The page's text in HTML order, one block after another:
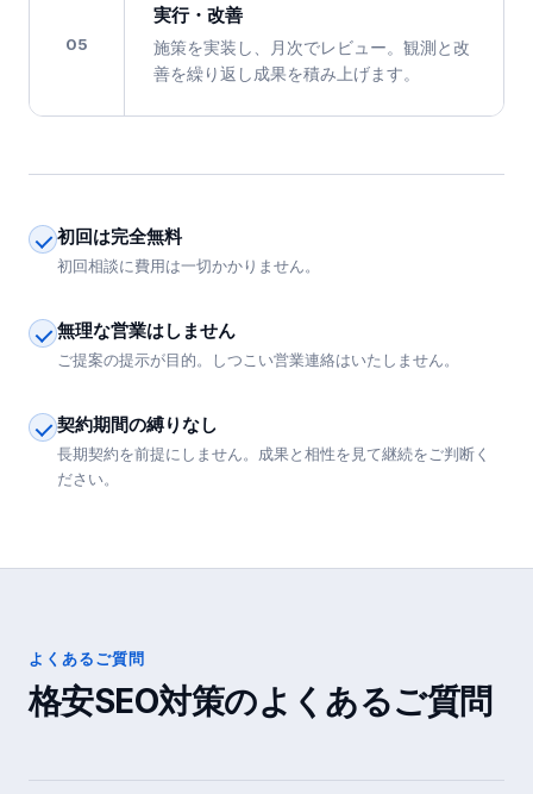
05
実行・改善
施策を実装し、月次でレビュー。観測と改
善を繰り返し成果を積み上げます。
初回は完全無料
初回相談に費用は一切かかりません。
無理な営業はしません
ご提案の提示が目的。しつこい営業連絡はいたしません。
契約期間の縛りなし
長期契約を前提にしません。成果と相性を見て継続をご判断く
ださい。
よくあるご質問
格安SEO対策のよくあるご質問